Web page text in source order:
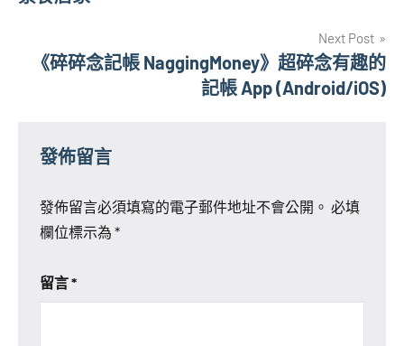
覽
Next Post
《碎碎念記帳 NaggingMoney》超碎念有趣的
記帳 App (Android/iOS)
發佈留言
發佈留言必須填寫的電子郵件地址不會公開。 必填
欄位標示為 *
留言*